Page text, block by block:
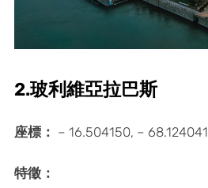
2.玻利維亞拉巴斯
座標： – 16.504150, – 68.124041
特徵：